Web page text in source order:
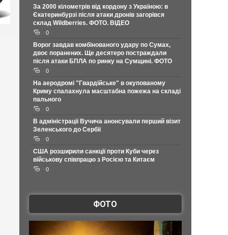
За 2000 кілометрів від кордону з Україною: в
Єкатеринбурзі після атаки дронів загорівся
склад Wildberries. ФОТО. ВІДЕО
0
Ворог завдав комбінованого удару по Сумах,
двоє поранених. Ще десятеро постраждали
після атаки БПЛА по ринку на Сумщині. ФОТО
0
На аеродромі "Гвардійське" в окупованому
Криму спалахнула масштабна пожежа на складі
пального
0
В адміністрації Вучича анонсували перший візит
Зеленського до Сербії
0
США розширили санкції проти Куби через
військову співпрацю з Росією та Китаєм
0
ФОТО